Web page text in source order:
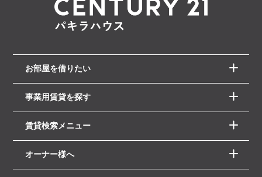
お部屋を借りたい
事業用賃貸を探す
賃貸検索メニュー
オーナー様へ